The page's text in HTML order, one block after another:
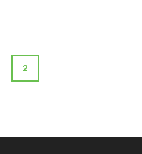
Current
page
2